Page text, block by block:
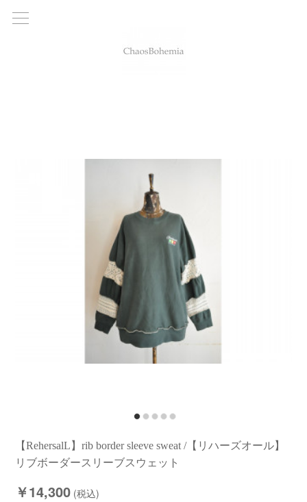
【RehersalL】rib border sleeve sweat /【リハーズオール】
リブボーダースリーブスウェット
￥14,300 (税込)